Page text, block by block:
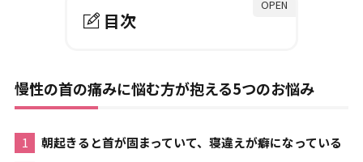
目次
しないのか？
慢性の首の痛みに悩む方が抱える5つのお悩み
朝起きると首が固まっていて、 寝違えが癖になっている